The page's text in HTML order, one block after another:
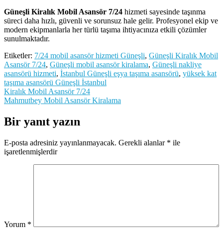
Güneşli Kiralık Mobil Asansör 7/24 hizmeti sayesinde taşınma
süreci daha hızlı, güvenli ve sorunsuz hale gelir. Profesyonel ekip ve
modern ekipmanlarla her türlü taşıma ihtiyacınıza etkili çözümler
sunulmaktadır.
Etiketler: 7/24 mobil asansör hizmeti Güneşli, Güneşli Kiralık Mobil
Asansör 7/24, Güneşli mobil asansör kiralama, Güneşli nakliye
asansörü hizmeti, İstanbul Güneşli eşya taşıma asansörü, yüksek kat
taşıma asansörü Güneşli İstanbul
Yazı
gezinmesi
Kiralık Mobil Asansör 7/24
Mahmutbey Mobil Asansör Kiralama
Bir yanıt yazın
E-posta adresiniz yayınlanmayacak. Gerekli alanlar * ile
işaretlenmişlerdir
Yorum *